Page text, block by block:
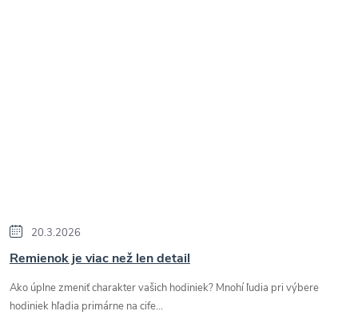
20.3.2026
Remienok je viac než len detail
Ako úplne zmeniť charakter vašich hodiniek? Mnohí ľudia pri výbere
hodiniek hľadia primárne na cife...